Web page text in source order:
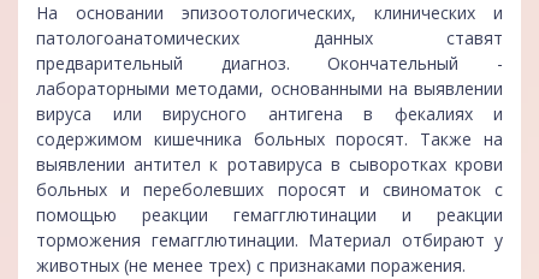
На основании эпизоотологических, клинических и
патологоанатомических данных ставят
предварительный диагноз. Окончательный -
лабораторными методами, основанными на выявлении
вируса или вирусного антигена в фекалиях и
содержимом кишечника больных поросят. Также на
выявлении антител к ротавируса в сыворотках крови
больных и переболевших поросят и свиноматок с
помощью реакции гемагглютинации и реакции
торможения гемагглютинации. Материал отбирают у
животных (не менее трех) с признаками поражения.